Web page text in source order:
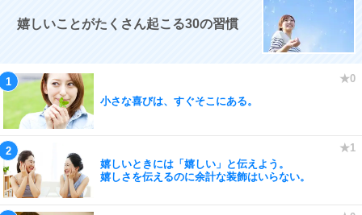
嬉しいことがたくさん起こる30の習慣
小さな喜びは、すぐそこにある。
嬉しいときには「嬉しい」と伝えよう。
嬉しさを伝えるのに余計な装飾はいらない。